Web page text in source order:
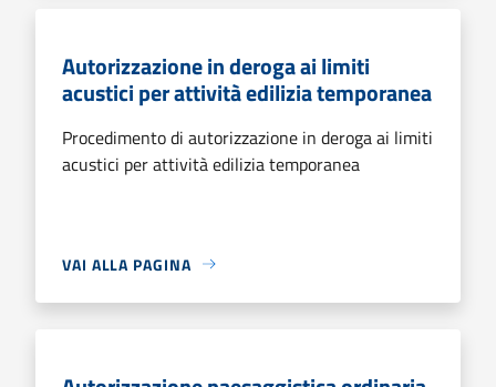
Autorizzazione in deroga ai limiti
acustici per attività edilizia temporanea
Procedimento di autorizzazione in deroga ai limiti
acustici per attività edilizia temporanea
VAI ALLA PAGINA